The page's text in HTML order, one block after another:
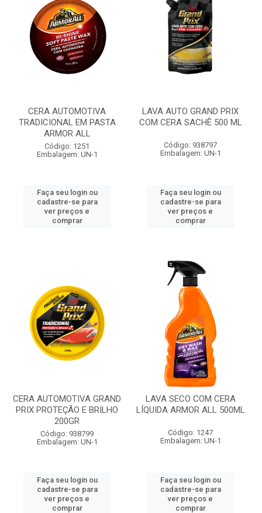
CERA AUTOMOTIVA
TRADICIONAL EM PASTA
ARMOR ALL
Código: 1251
Embalagem: UN-1
Faça seu login ou
cadastre-se para
ver preços e
comprar
LAVA AUTO GRAND PRIX
COM CERA SACHÊ 500 ML
Código: 938797
Embalagem: UN-1
Faça seu login ou
cadastre-se para
ver preços e
comprar
CERA AUTOMOTIVA GRAND
PRIX PROTEÇÃO E BRILHO
200GR
Código: 938799
Embalagem: UN-1
Faça seu login ou
cadastre-se para
ver preços e
comprar
LAVA SECO COM CERA
LÍQUIDA ARMOR ALL 500ML
Código: 1247
Embalagem: UN-1
Faça seu login ou
cadastre-se para
ver preços e
comprar